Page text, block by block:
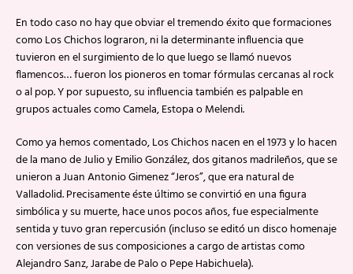
En todo caso no hay que obviar el tremendo éxito que formaciones
como Los Chichos lograron, ni la determinante influencia que
tuvieron en el surgimiento de lo que luego se llamó nuevos
flamencos… fueron los pioneros en tomar fórmulas cercanas al rock
o al pop. Y por supuesto, su influencia también es palpable en
grupos actuales como Camela, Estopa o Melendi.
Como ya hemos comentado, Los Chichos nacen en el 1973 y lo hacen
de la mano de Julio y Emilio González, dos gitanos madrileños, que se
unieron a Juan Antonio Gimenez “Jeros”, que era natural de
Valladolid. Precisamente éste último se convirtió en una figura
simbólica y su muerte, hace unos pocos años, fue especialmente
sentida y tuvo gran repercusión (incluso se editó un disco homenaje
con versiones de sus composiciones a cargo de artistas como
Alejandro Sanz, Jarabe de Palo o Pepe Habichuela).